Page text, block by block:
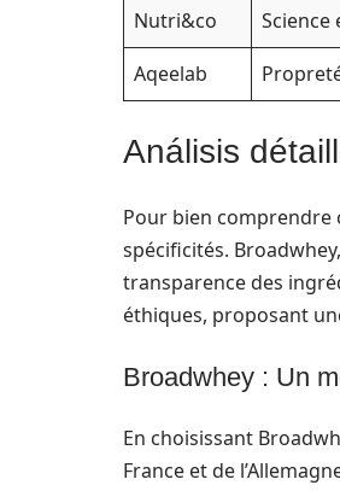
Nutri&co
Science
Aqeelab
Análisis
Pour bien comprendre
spécificités.
transparence des
éthiques, proposant
Broadwhey : Un
En choisissant
France et de